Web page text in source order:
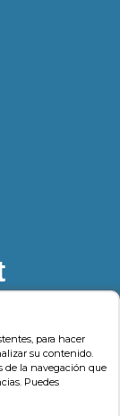
para hacer
su contenido.
de la navegación que
Puedes